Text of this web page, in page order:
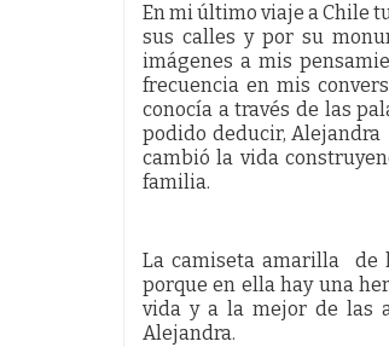
En mi último viaje a Chile
sus calles y por su
imágenes a mis
frecuencia en mis
conocía a través de las
podido deducir,
cambió la vida
familia.
La camiseta amarilla de
porque en ella hay una
vida y a la mejor de las
Alejandra.